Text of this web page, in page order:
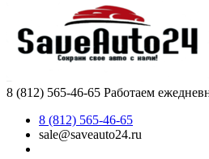
8 (812) 565-46-65 Работаем
8 (812) 565-46-65
sale@saveauto24.ru